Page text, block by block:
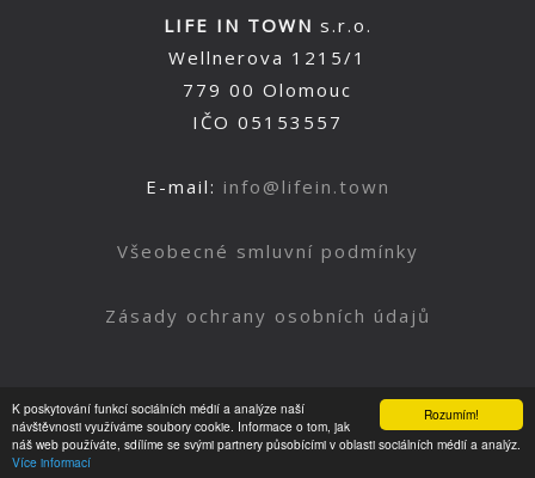
Rozumím!
K poskytování funkcí sociálních médií a analýze naší
návštěvnosti využíváme soubory cookie. Informace o tom, jak
náš web používáte, sdílíme se svými partnery působícími v oblasti sociálních médií a analýz.
Více informací
LIFE IN TOWN s.r.o.
Wellnerova 1215/1
779 00 Olomouc
IČO 05153557
E-mail: info@lifein.town
Všeobecné smluvní podmínky
Zásady ochrany osobních údajů
Nahoru